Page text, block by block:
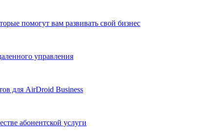
помогут вам развивать свой бизнес
управления
для AirDroid Business
абонентской услуги